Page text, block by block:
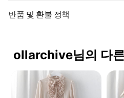
반품 및 환불 정책
ollarchive님의 다